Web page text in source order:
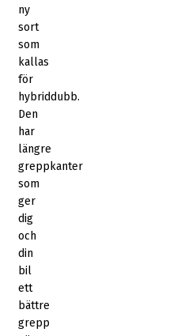
ny
sort
som
kallas
för
hybriddubb.
Den
har
längre
greppkanter
som
ger
dig
och
din
bil
ett
bättre
grepp